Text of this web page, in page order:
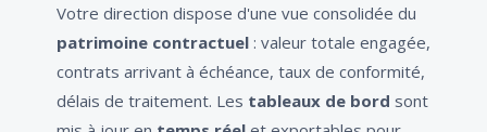
Votre direction dispose d'une vue consolidée du
patrimoine contractuel : valeur totale engagée,
contrats arrivant à échéance, taux de conformité,
délais de traitement. Les tableaux de bord sont